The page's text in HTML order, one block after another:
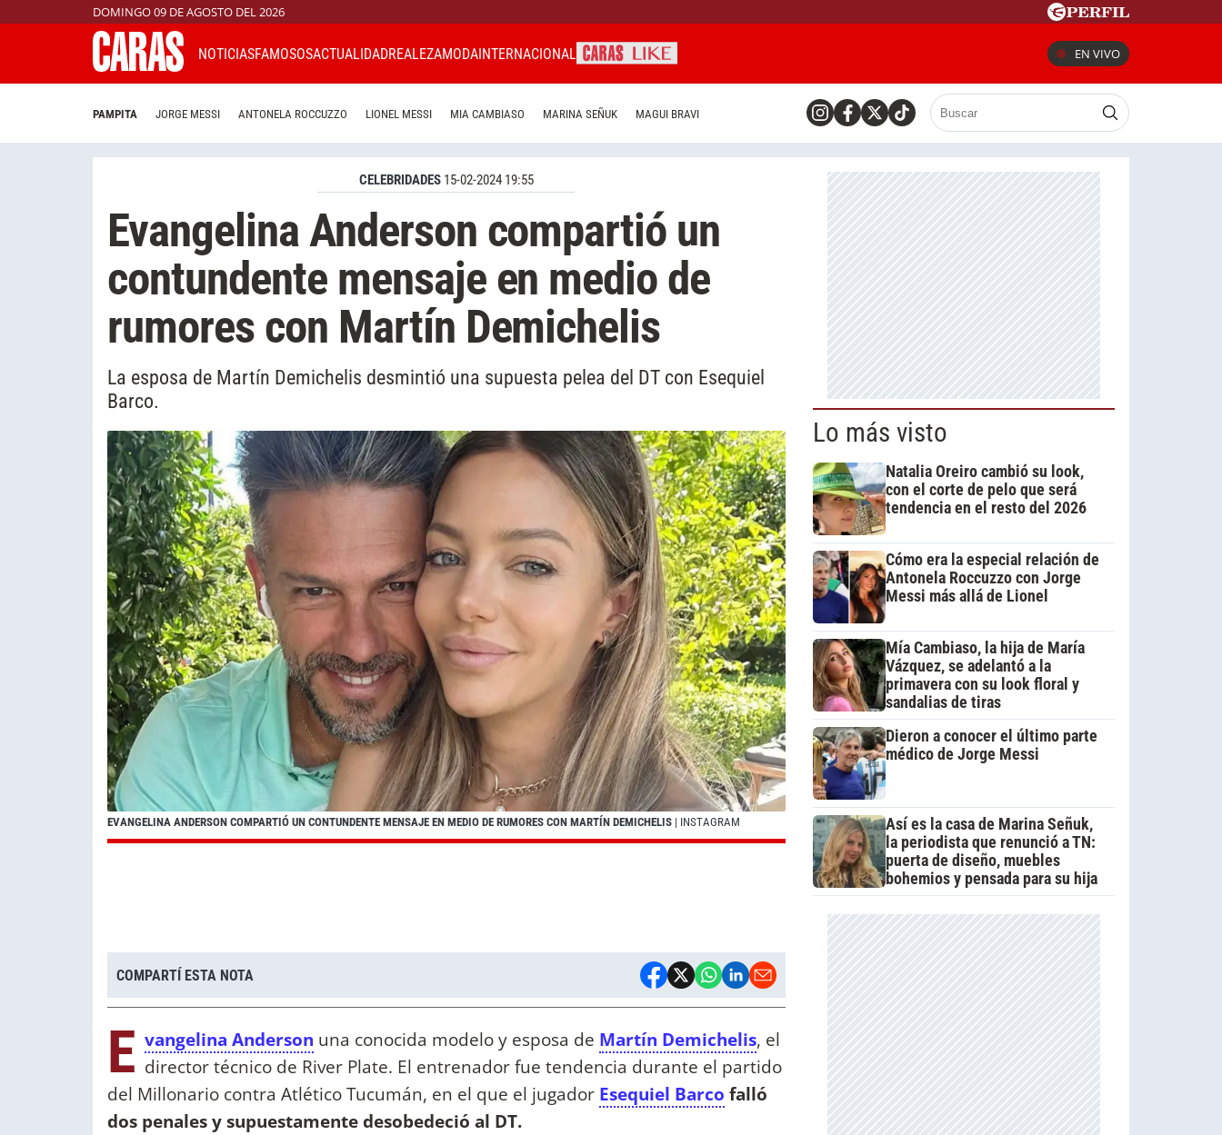
DOMINGO 09 DE AGOSTO DEL 2026
NOTICIASFAMOSOSACTUALIDADREALEZAMODAINTERNACIONAL EN VIVO
PAMPITA JORGE MESSI ANTONELA ROCCUZZO LIONEL MESSI MIA CAMBIASO MARINA SEÑUK MAGUI BRAVI
CELEBRIDADES 15-02-2024 19:55
Evangelina Anderson compartió un
contundente mensaje en medio de
rumores con Martín Demichelis
La esposa de Martín Demichelis desmintió una supuesta pelea del DT con Esequiel
Barco.
EVANGELINA ANDERSON COMPARTIÓ UN CONTUNDENTE MENSAJE EN MEDIO DE RUMORES CON MARTÍN DEMICHELIS | INSTAGRAM
COMPARTÍ ESTA NOTA
E vangelina Anderson una conocida modelo y esposa de Martín Demichelis, el
director técnico de River Plate. El entrenador fue tendencia durante el partido
del Millonario contra Atlético Tucumán, en el que el jugador Esequiel Barco falló
dos penales y supuestamente desobedeció al DT.
Lo más visto
Natalia Oreiro cambió su look,
con el corte de pelo que será
tendencia en el resto del 2026
Cómo era la especial relación de
Antonela Roccuzzo con Jorge
Messi más allá de Lionel
Mía Cambiaso, la hija de María
Vázquez, se adelantó a la
primavera con su look floral y
sandalias de tiras
Dieron a conocer el último parte
médico de Jorge Messi
Así es la casa de Marina Señuk,
la periodista que renunció a TN:
puerta de diseño, muebles
bohemios y pensada para su hija